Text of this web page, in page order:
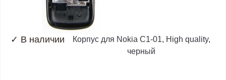
✓ В наличии
Корпус для Nokia C1-01, High quality,
черный